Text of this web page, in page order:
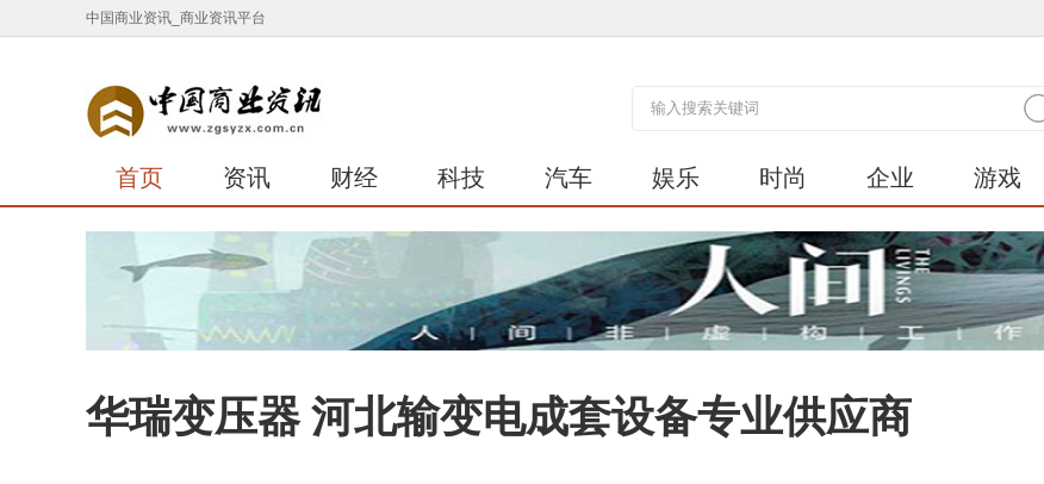
中国商业资讯_商业资讯平台
首页 资讯 财经 科技 汽车 娱乐 时尚 企业 游戏
华瑞变压器 河北输变电成套设备专业供应商